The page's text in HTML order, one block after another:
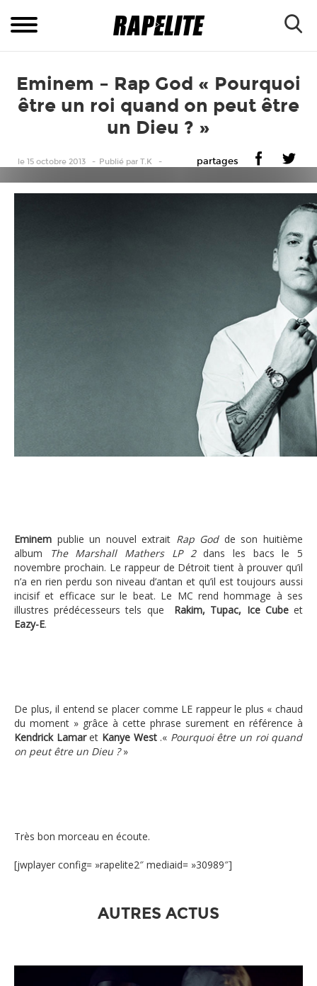
Eminem – Rap God « Pourquoi
être un roi quand on peut être
un Dieu ? »
le 15 octobre 2013 Publié par T.K partages
Eminem publie un nouvel extrait Rap Godde son huitième
album
The Marshall Mathers LP 2dans les bacs le 5
novembre prochain. Le rappeur de Détroit tient à prouver qu’il
n’a en rien perdu son niveau d’antan et qu’il est toujours aussi
incisif et efficace sur le beat. Le MC rend hommage à ses
illustres prédécesseurs tels que
Rakim, Tupac, Ice Cubeet
Eazy-E.
De plus, il entend se placer comme LE rappeur le plus « chaud
du moment » grâce à cette phrase surement en référence à
Kendrick Lamaret Kanye West.« Pourquoi être un roi quand
on peut être un Dieu ?»
Très bon morceau en écoute.
[jwplayer config= »rapelite2″ mediaid= »30989″]
AUTRES ACTUS